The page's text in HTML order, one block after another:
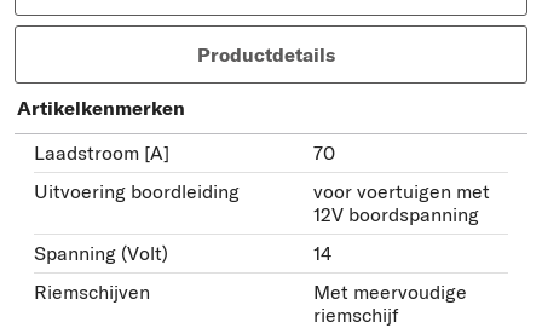
Productdetails
Artikelkenmerken
Laadstroom [A]
70
Uitvoering boordleiding
voor voertuigen met
12V boordspanning
Spanning (Volt)
14
Riemschijven
Met meervoudige
riemschijf